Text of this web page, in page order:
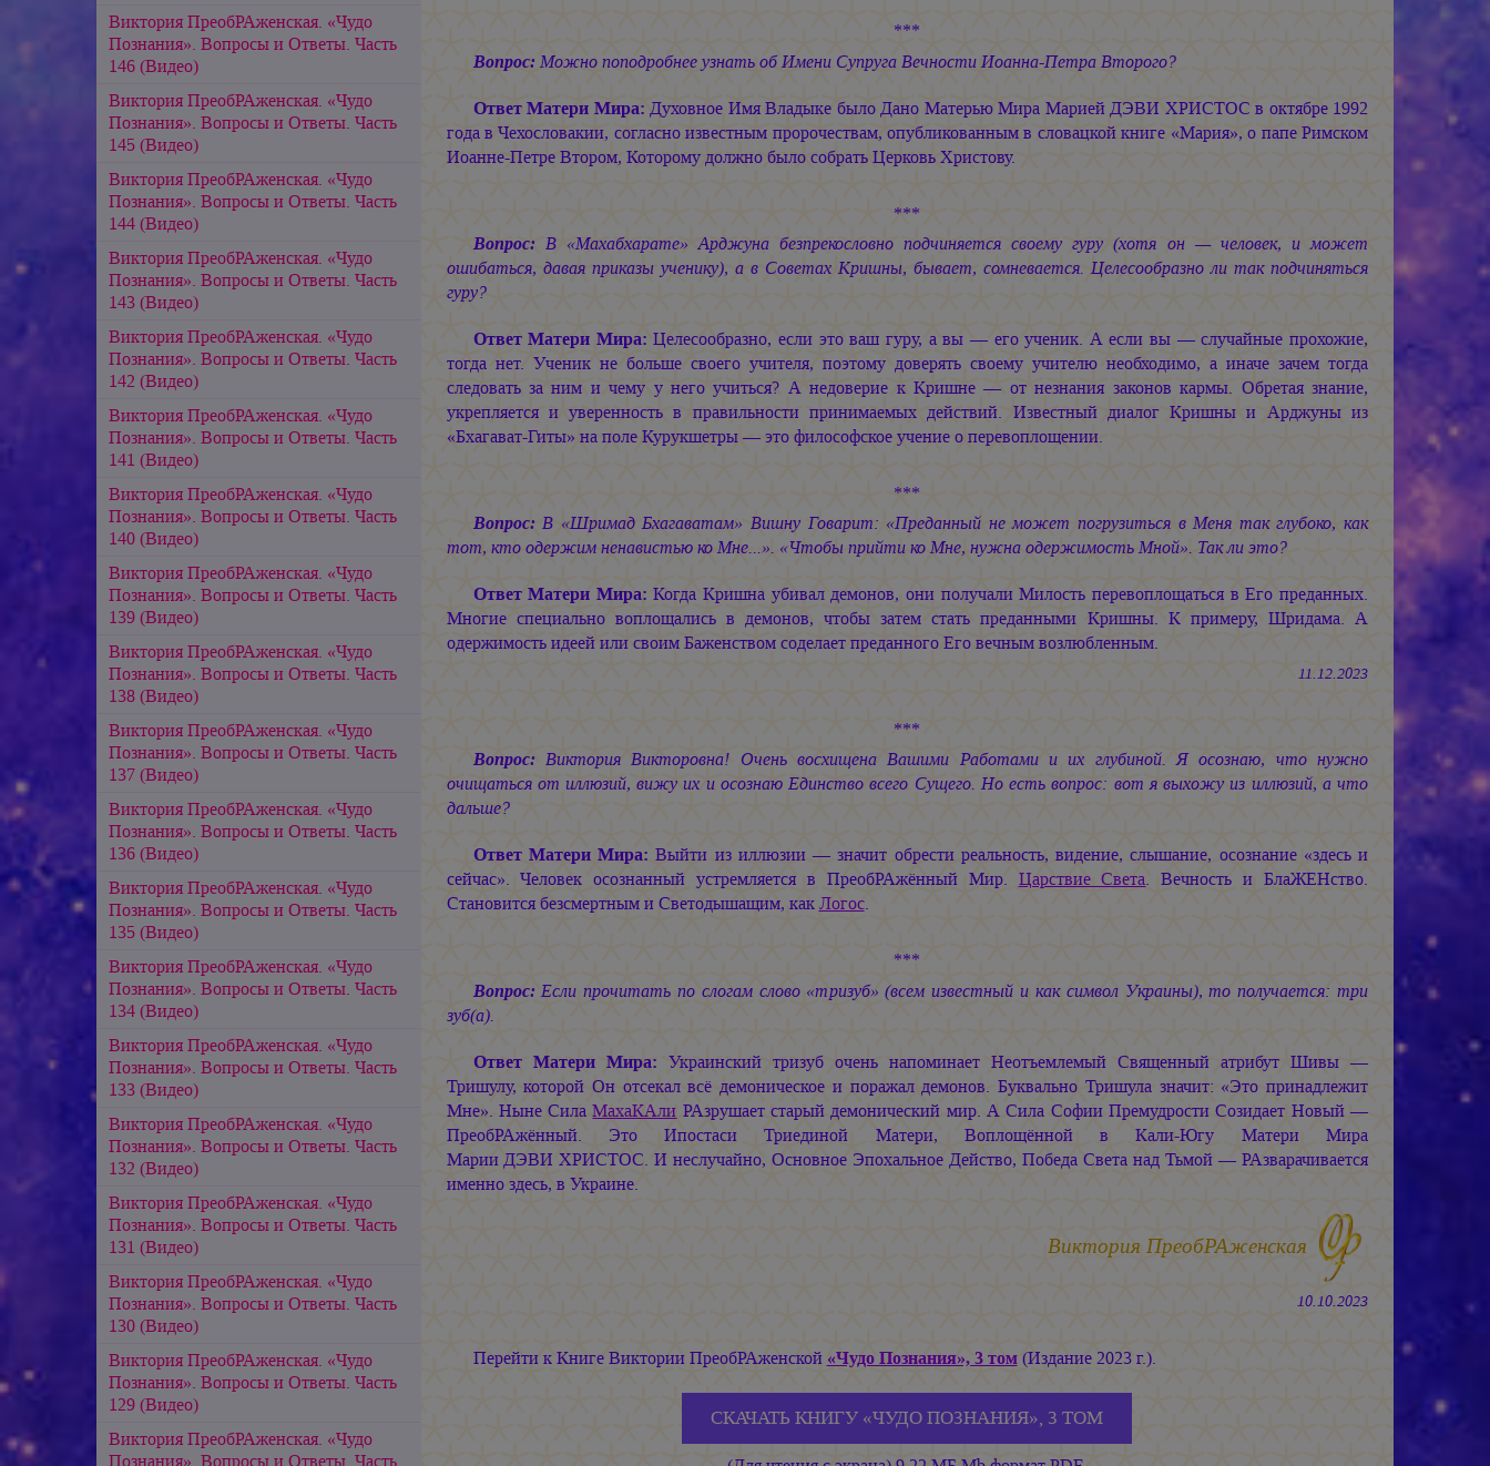
Виктория ПреобРАженская. «Чудо
Познания». Вопросы и Ответы. Часть
146 (Видео)
Виктория ПреобРАженская. «Чудо
Познания». Вопросы и Ответы. Часть
145 (Видео)
Виктория ПреобРАженская. «Чудо
Познания». Вопросы и Ответы. Часть
144 (Видео)
Виктория ПреобРАженская. «Чудо
Познания». Вопросы и Ответы. Часть
143 (Видео)
Виктория ПреобРАженская. «Чудо
Познания». Вопросы и Ответы. Часть
142 (Видео)
Виктория ПреобРАженская. «Чудо
Познания». Вопросы и Ответы. Часть
141 (Видео)
Виктория ПреобРАженская. «Чудо
Познания». Вопросы и Ответы. Часть
140 (Видео)
Виктория ПреобРАженская. «Чудо
Познания». Вопросы и Ответы. Часть
139 (Видео)
Виктория ПреобРАженская. «Чудо
Познания». Вопросы и Ответы. Часть
138 (Видео)
Виктория ПреобРАженская. «Чудо
Познания». Вопросы и Ответы. Часть
137 (Видео)
Виктория ПреобРАженская. «Чудо
Познания». Вопросы и Ответы. Часть
136 (Видео)
Виктория ПреобРАженская. «Чудо
Познания». Вопросы и Ответы. Часть
135 (Видео)
Виктория ПреобРАженская. «Чудо
Познания». Вопросы и Ответы. Часть
134 (Видео)
Виктория ПреобРАженская. «Чудо
Познания». Вопросы и Ответы. Часть
133 (Видео)
Виктория ПреобРАженская. «Чудо
Познания». Вопросы и Ответы. Часть
132 (Видео)
Виктория ПреобРАженская. «Чудо
Познания». Вопросы и Ответы. Часть
131 (Видео)
Виктория ПреобРАженская. «Чудо
Познания». Вопросы и Ответы. Часть
130 (Видео)
Виктория ПреобРАженская. «Чудо
Познания». Вопросы и Ответы. Часть
129 (Видео)
Виктория ПреобРАженская. «Чудо
Познания». Вопросы и Ответы. Часть
***
Вопрос: Можно поподробнее узнать об Имени Супруга ВечностиИоанна-Петра Второго?
Ответ Матери Мира: Духовное Имя Владыке было Дано Матерью Мира Марией ДЭВИ ХРИСТОС в октябре 1992
года в Чехословакии, согласно известным пророчествам, опубликованным в словацкой книге «Мария», о папе Римском
Иоанне-ПетреВтором, Которому должно было собрать Церковь Христову.
***
Вопрос: В «Махабхарате» Арджуна безпрекословно подчиняется своему гуру (хотя он — человек, и может
ошибаться, давая приказы ученику), а в Советах Кришны, бывает, сомневается. Целесообразно ли так подчиняться
гуру?
Ответ Матери Мира: Целесообразно, если это ваш гуру, а вы — его ученик. А если вы — случайные прохожие,
тогда нет. Ученик не больше своего учителя, поэтому доверять своему учителю необходимо, а иначе зачем тогда
следовать за ним и чему у него учиться? А недоверие к Кришне — от незнания законов кармы. Обретая знание,
укрепляется и уверенность в правильности принимаемых действий. Известный диалог Кришны и Арджуны из
«Бхагават-Гиты» на поле Курукшетры — это философское учение о перевоплощении.
***
Вопрос:В «Шримад Бхагаватам» Вишну Говарит: «Преданный не может погрузиться в Меня так глубоко, как
тот, кто одержим ненавистью ко Мне...». «Чтобы прийти ко Мне, нужна одержимость Мной». Так ли это?
Ответ Матери Мира: Когда Кришна убивал демонов, они получали Милость перевоплощаться в Его преданных.
Многие специально воплощались в демонов, чтобы затем стать преданными Кришны. К примеру, Шридама. А
одержимость идеей или своим Баженством соделает преданного Его вечным возлюбленным.
11.12.2023
***
Вопрос:Виктория Викторовна! Очень восхищена Вашими Работами и их глубиной. Я осознаю, что нужно
очищаться от иллюзий, вижу их и осознаю Единство всего Сущего. Но есть вопрос: вот я выхожу из иллюзий, а что
дальше?
Ответ Матери Мира: Выйти из иллюзии — значит обрести реальность, видение, слышание, осознание «здесь и
сейчас». Человек осознанный устремляется в ПреобРАжённый Мир. Царствие Света. Вечность и БлаЖЕНство.
Становится безсмертным и Светодышащим, какЛогос.
***
Вопрос: Если прочитать по слогам слово «тризуб» (всем известный и как символ Украины), то получается: три
зуб(а).
Ответ Матери Мира: Украинский тризуб очень напоминает Неотъемлемый Священный атрибут Шивы —
Тришулу, которой Он отсекал всё демоническое и поражал демонов. Буквально Тришула значит: «Это принадлежит
Мне». Ныне СилаМахаКАли РАзрушает старый демонический мир. А Сила Софии Премудрости Созидает Новый —
ПреобРАжённый. Это Ипостаси Триединой Матери, Воплощённой в Кали-Югу Матери Мира
Марии ДЭВИ ХРИСТОС. И неслучайно, Основное Эпохальное Действо, Победа Света над Тьмой — РАзварачивается
именно здесь, в Украине.
Виктория ПреобРАженская
10.10.2023
Перейти к Книге Виктории ПреобРАженской «Чудо Познания», 3 том(Издание 2023 г.).
СКАЧАТЬ КНИГУ «ЧУДО ПОЗНАНИЯ», 3 ТОМ